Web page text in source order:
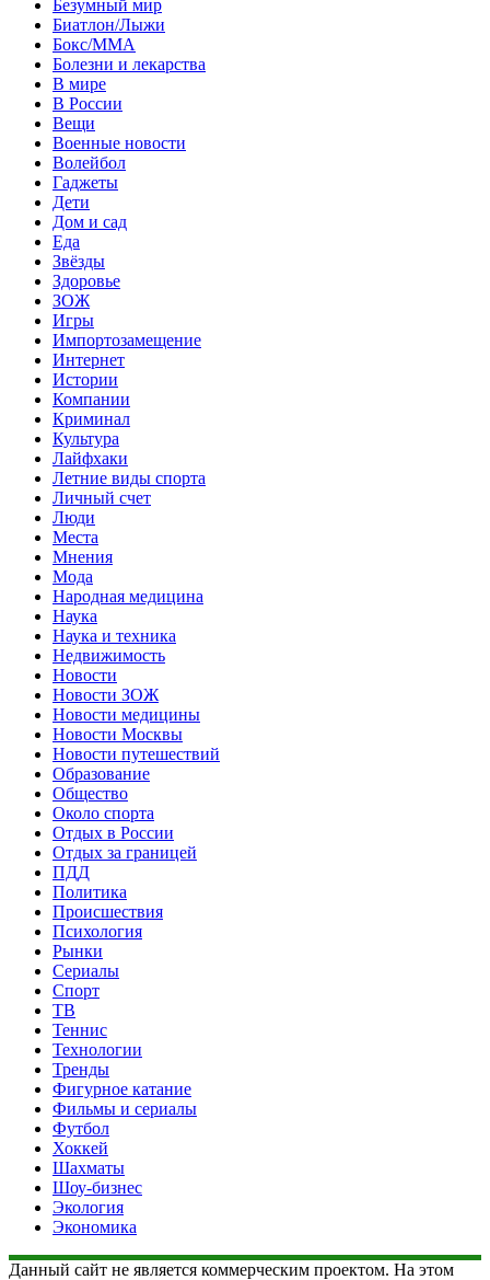
Безумный мир
Биатлон/Лыжи
Бокс/MMA
Болезни и лекарства
В мире
В России
Вещи
Военные новости
Волейбол
Гаджеты
Дети
Дом и сад
Еда
Звёзды
Здоровье
ЗОЖ
Игры
Импортозамещение
Интернет
Истории
Компании
Криминал
Культура
Лайфхаки
Летние виды спорта
Личный счет
Люди
Места
Мнения
Мода
Народная медицина
Наука
Наука и техника
Недвижимость
Новости
Новости ЗОЖ
Новости медицины
Новости Москвы
Новости путешествий
Образование
Общество
Около спорта
Отдых в России
Отдых за границей
ПДД
Политика
Происшествия
Психология
Рынки
Сериалы
Спорт
ТВ
Теннис
Технологии
Тренды
Фигурное катание
Фильмы и сериалы
Футбол
Хоккей
Шахматы
Шоу-бизнес
Экология
Экономика
Данный сайт не является коммерческим проектом. На этом